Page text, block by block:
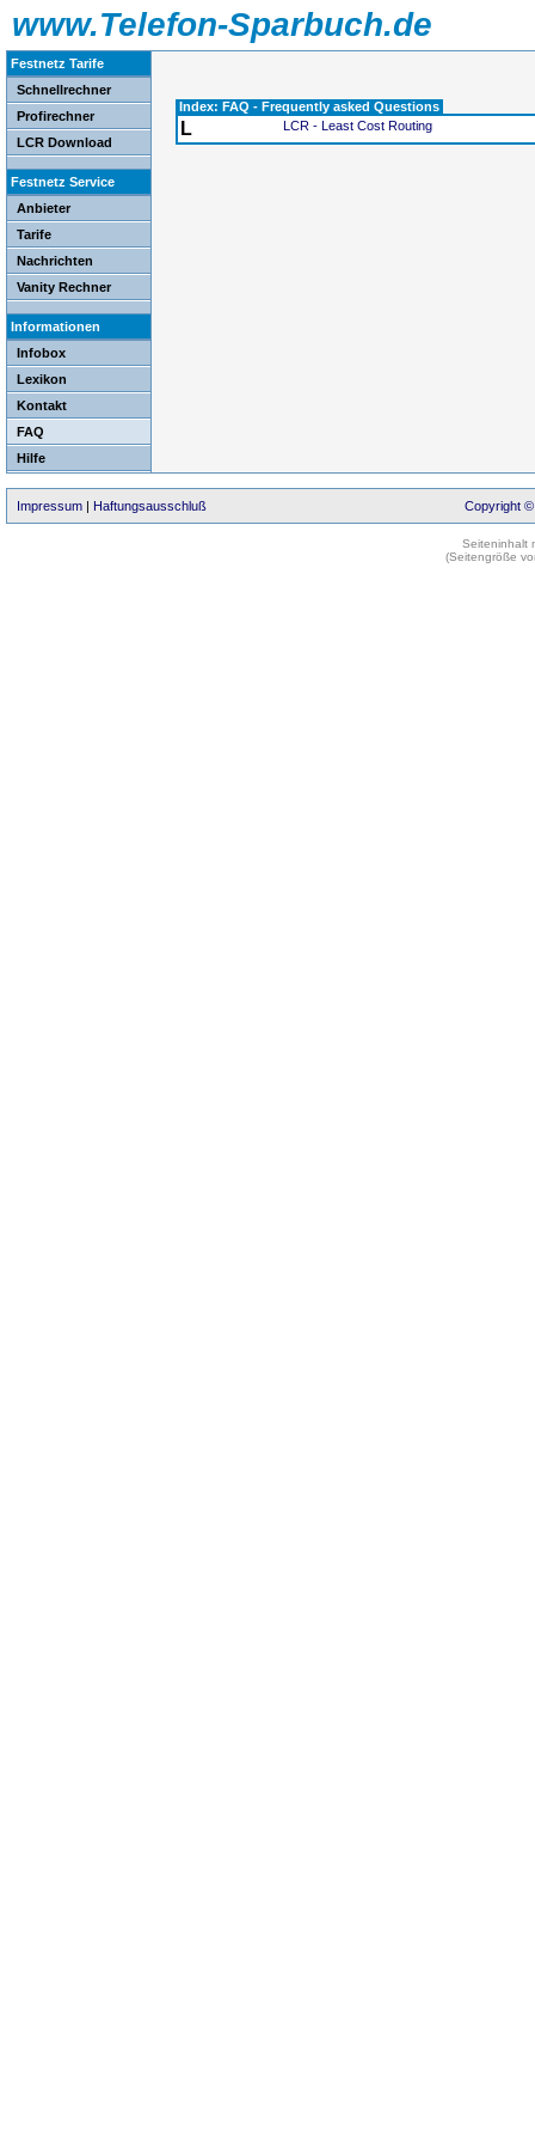
www.Telefon-Sparbuch.de
Festnetz Tarife
Schnellrechner
Profirechner
LCR Download
Festnetz Service
Anbieter
Tarife
Nachrichten
Vanity Rechner
Informationen
Infobox
Lexikon
Kontakt
FAQ
Hilfe
Index: FAQ - Frequently asked Questions
L LCR - Least Cost Routing
Impressum | Haftungsausschluß Copyright ©
Seiteninhalt
(Seitengröße